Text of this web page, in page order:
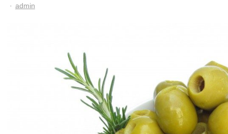
Author
admin